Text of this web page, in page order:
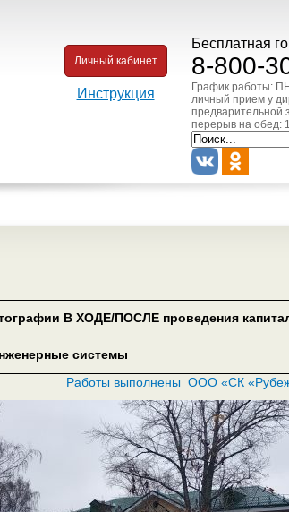
Бесплатная
8-800-
График работы:
личный прием у
предварительной
перерыв на обед:
Личный кабинет
Инструкция
В ХОДЕ/ПОСЛЕ проведения
системы
Работы выполнены ООО «СК